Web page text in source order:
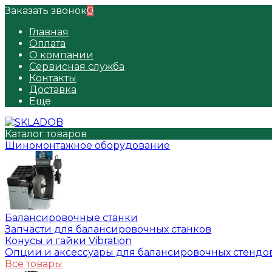
Заказать звонок0
Главная
Оплата
О компании
Сервисная служба
Контакты
Доставка
Еще
Каталог товаров
Шиномонтажное оборудование
Балансировочные станки
Запчасти для балансировочных станков
Конусы и гайки Vibration
Опции и аксессуары для балансировочных
Все товары